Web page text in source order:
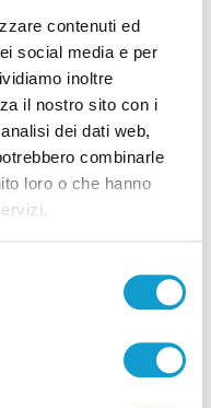
contenuti ed
social media e per
inoltre
il nostro sito con i
dei dati web,
combinarle
loro o che hanno